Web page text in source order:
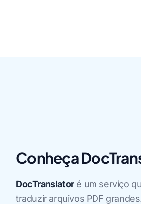
Conheça
DocTranslatoré um serviço
traduzir arquivos PDF